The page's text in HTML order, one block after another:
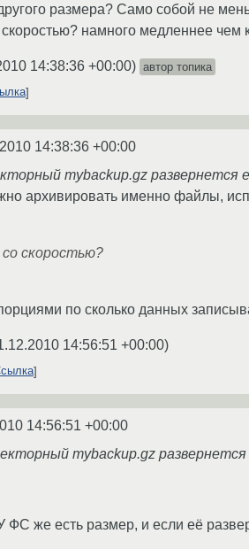
размера? Само собой не
скоростью? намного медленнее
14:38:36 +00:00) автор топика
14:38:36 +00:00
mybackup.gz развернется
архивировать именно файлы,
скоростью?
по сколько данных
14:56:51 +00:00)
14:56:51 +00:00
mybackup.gz
ФС же есть размер, и если её